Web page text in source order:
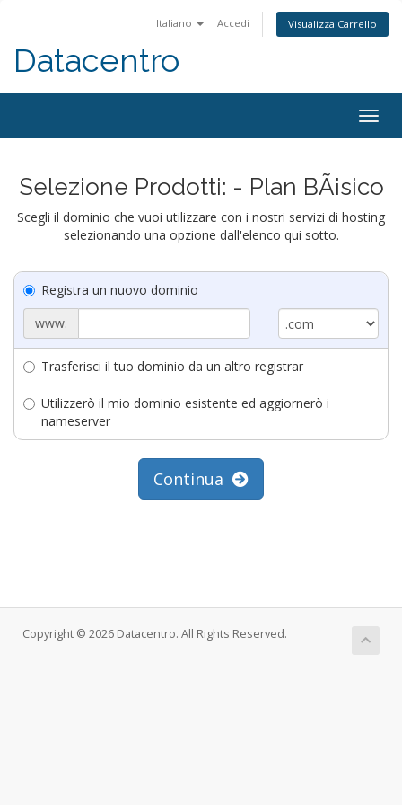
Italiano Accedi Visualizza Carrello
Datacentro
Selezione Prodotti: - Plan BÃ¡sico
Scegli il dominio che vuoi utilizzare con i nostri servizi di hosting
selezionando una opzione dall'elenco qui sotto.
Registra un nuovo dominio
www.
Trasferisci il tuo dominio da un altro registrar
Utilizzerò il mio dominio esistente ed aggiornerò i
nameserver
Continua
Copyright © 2026 Datacentro. All Rights Reserved.